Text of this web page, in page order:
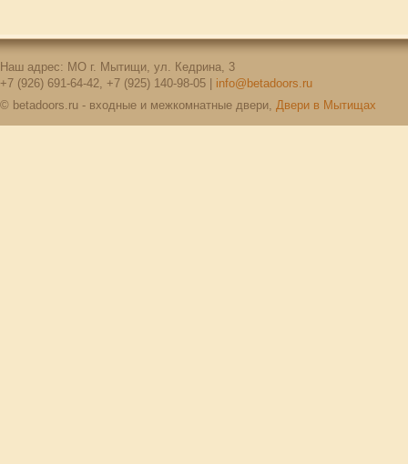
Наш адрес: МО г. Мытищи, ул. Кедрина, 3
+7 (926) 691-64-42, +7 (925) 140-98-05 | info@betadoors.ru
© betadoors.ru - входные и межкомнатные двери, Двери в Мытищах